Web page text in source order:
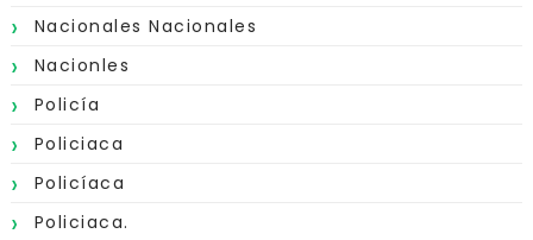
Nacionales Nacionales
Nacionles
Policía
Policiaca
Policíaca
Policiaca.